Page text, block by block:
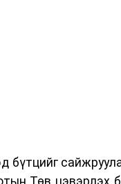
ын үеэр
бүтцийг
Төв цэвэрлэх